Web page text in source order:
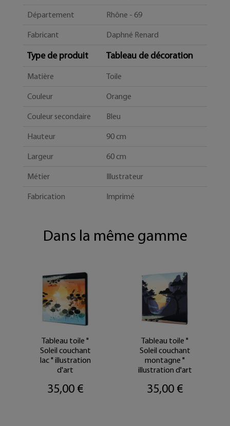
Département Rhône - 69
Fabricant Daphné Renard
Type de produit Tableau de décoration
Matière Toile
Couleur Orange
Couleur secondaire Bleu
Hauteur 90 cm
Largeur 60 cm
Métier Illustrateur
Fabrication Imprimé
Dans la même gamme
Tableau toile "
Soleil couchant
lac " illustration
d'art
35,00 €
Tableau toile "
Soleil couchant
montagne "
illustration d'art
35,00 €